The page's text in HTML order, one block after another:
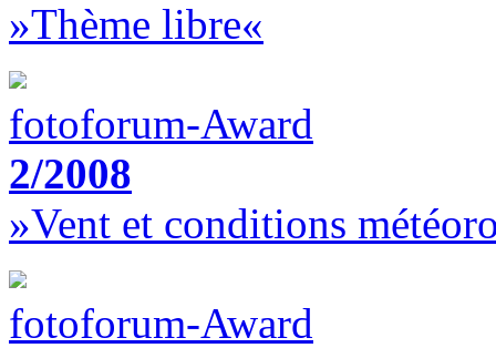
»Thème libre«
fotoforum-Award
2/2008
»Vent et conditions
fotoforum-Award